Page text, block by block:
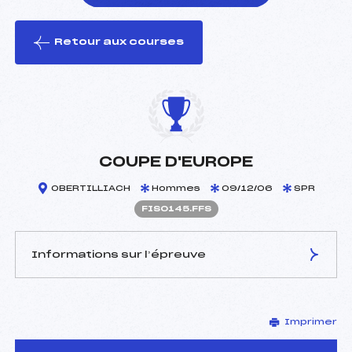
le ski
Retour aux courses
COUPE D'EUROPE
OBERTILLIACH Hommes 09/12/06 SPR
FIS0145.FFS
Informations sur l’épreuve
–
D.T Adjoint :
–
Imprimer